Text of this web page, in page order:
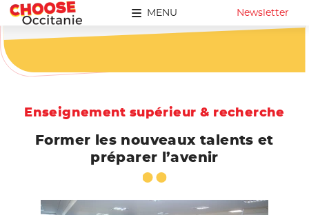
MENU Newsletter
Enseignement supérieur & recherche
Former les nouveaux talents et
préparer l’avenir